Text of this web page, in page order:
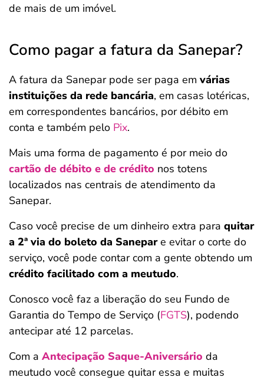
de mais de um imóvel.
Como pagar a fatura da Sanepar?
A fatura da Sanepar pode ser paga em várias
instituições da rede bancária, em casas lotéricas,
em correspondentes bancários, por débito em
conta e também pelo Pix.
Mais uma forma de pagamento é por meio do
cartão de débito e de crédito nos totens
localizados nas centrais de atendimento da
Sanepar.
Caso você precise de um dinheiro extra para quitar
a 2ª via do boleto da Sanepare evitar o corte do
serviço, você pode contar com a gente obtendo um
crédito facilitado com a meutudo.
Conosco você faz a liberação do seu Fundo de
Garantia do Tempo de Serviço (FGTS), podendo
antecipar até 12 parcelas.
Com a Antecipação Saque-Aniversário da
meutudo você consegue quitar essa e muitas